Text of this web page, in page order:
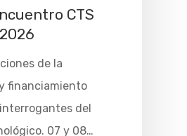
CTS
de la
financiamiento
del
07 y 08…